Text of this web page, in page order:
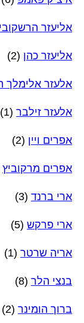
אליעזר
אליעזר כהן (2)
אלעזר אלימלך
אלעזר זילבר (1)
אפרים ויין (2)
אפרים מרקוביץ
ארי ברנד (3)
ארי פרקש (5)
אריה שרטר (1)
בנצי הלר (8)
ברוך הומינר (2)